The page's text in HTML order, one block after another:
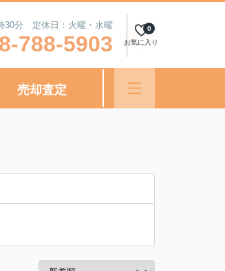
30分 定休日：火曜・水曜
788-5903 お気に入り
0
売却査定